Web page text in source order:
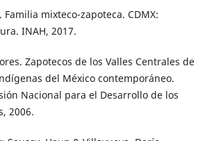
Familia mixteco-zapoteca. CDMX:
INAH, 2017.
Zapotecos de los Valles Centrales de
del México contemporáneo.
Nacional para el Desarrollo de los
2006.